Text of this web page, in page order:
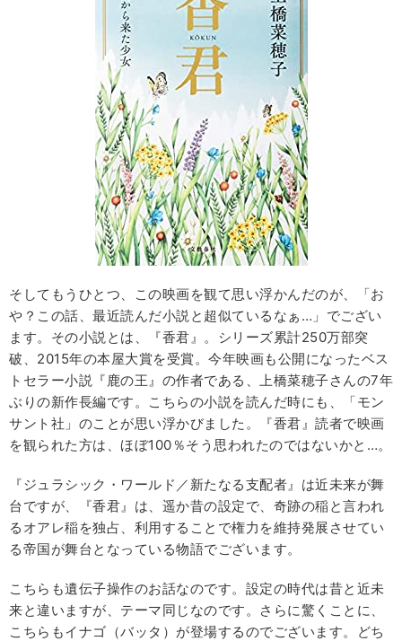
そしてもうひとつ、この映画を観て思い浮かんだのが、「お
や？この話、最近読んだ小説と超似ているなぁ…」でござい
ます。その小説とは、『香君』。シリーズ累計250万部突
破、2015年の本屋大賞を受賞。今年映画も公開になったベス
トセラー小説『鹿の王』の作者である、上橋菜穂子さんの7年
ぶりの新作長編です。こちらの小説を読んだ時にも、「モン
サント社」のことが思い浮かびました。『香君』読者で映画
を観られた方は、ほぼ100％そう思われたのではないかと…。
『ジュラシック・ワールド／新たなる支配者』は近未来が舞
台ですが、『香君』は、遥か昔の設定で、奇跡の稲と言われ
るオアレ稲を独占、利用することで権力を維持発展させてい
る帝国が舞台となっている物語でございます。
こちらも遺伝子操作のお話なのです。設定の時代は昔と近未
来と違いますが、テーマ同じなのです。さらに驚くことに、
こちらもイナゴ（バッタ）が登場するのでございます。どち